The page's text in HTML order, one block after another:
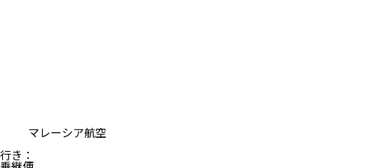
マレーシア航空
行き ：